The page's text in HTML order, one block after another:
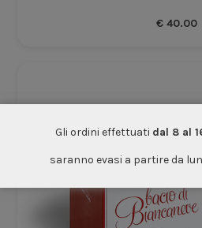
€ 40.00
Gli ordini effettuati dal 8 al
saranno evasi a partire da